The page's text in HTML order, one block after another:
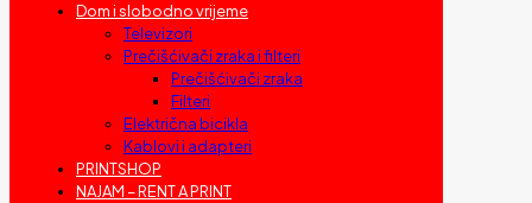
Dom i slobodno vrijeme
Televizori
Prečišćivači zraka i filteri
Prečišćivači zraka
Filteri
Električna bicikla
Kablovi i adapteri
PRINTSHOP
NAJAM – RENT A PRINT